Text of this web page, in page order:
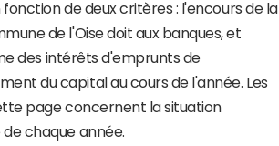
de deux critères : l'encours de la
de l'Oise doit aux banques, et
des intérêts d'emprunts de
du capital au cours de l'année. Les
page concernent la situation
chaque année.